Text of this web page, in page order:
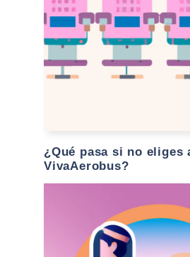
¿Qué pasa si no eliges
VivaAerobus?